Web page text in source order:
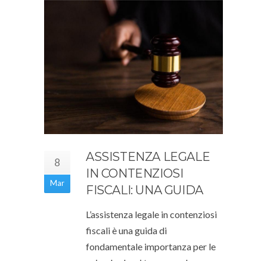
8
Mar
ASSISTENZA LEGALE
IN CONTENZIOSI
FISCALI: UNA GUIDA
L’assistenza legale in contenziosi
fiscali è una guida di
fondamentale importanza per le